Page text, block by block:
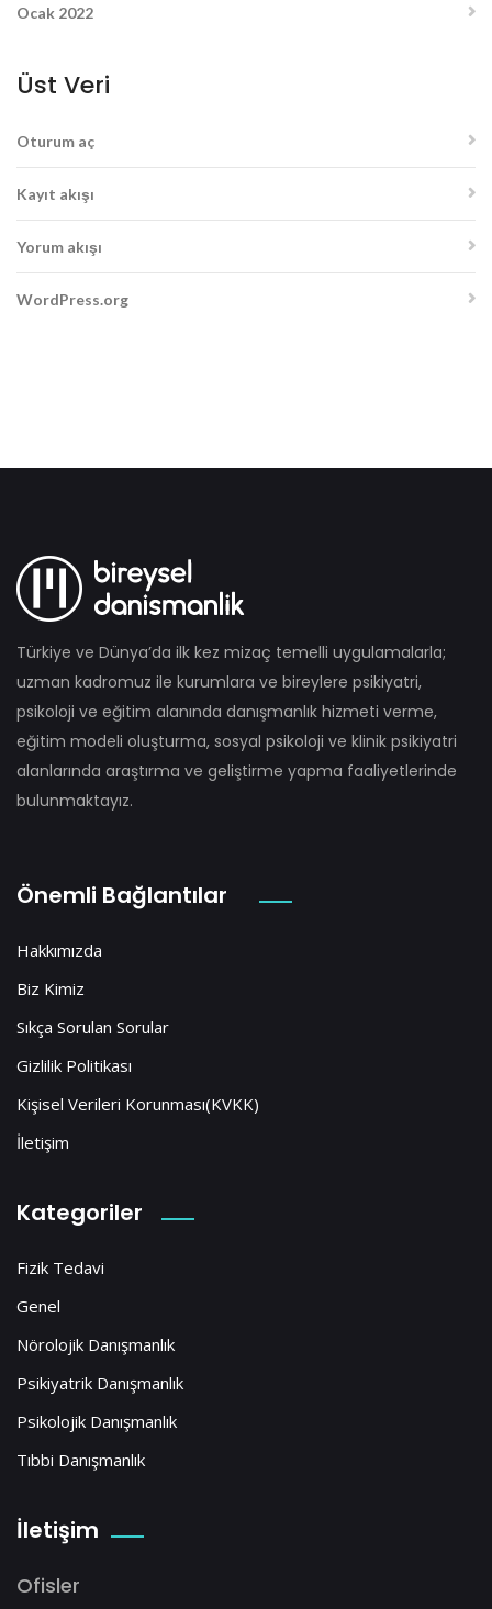
Ocak 2022
Üst Veri
Oturum aç
Kayıt akışı
Yorum akışı
WordPress.org
Türkiye ve Dünya’da ilk kez mizaç temelli uygulamalarla;
uzman kadromuz ile kurumlara ve bireylere psikiyatri,
psikoloji ve eğitim alanında danışmanlık hizmeti verme,
eğitim modeli oluşturma, sosyal psikoloji ve klinik psikiyatri
alanlarında araştırma ve geliştirme yapma faaliyetlerinde
bulunmaktayız.
Önemli Bağlantılar
Hakkımızda
Biz Kimiz
Sıkça Sorulan Sorular
Gizlilik Politikası
Kişisel Verileri Korunması(KVKK)
İletişim
Kategoriler
Fizik Tedavi
Genel
Nörolojik Danışmanlık
Psikiyatrik Danışmanlık
Psikolojik Danışmanlık
Tıbbi Danışmanlık
İletişim
Ofisler